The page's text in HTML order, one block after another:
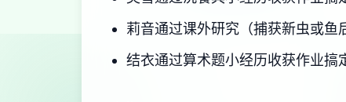
莉音通过课外研究（捕获新虫或鱼
结衣通过算术题小经历收获作业搞